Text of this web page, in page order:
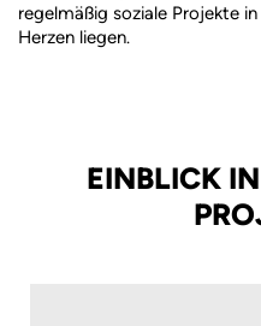
regelmäßig soziale Projekte
Herzen liegen.
EINBLICK